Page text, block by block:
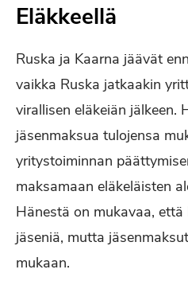
Eläkkeellä
Ruska ja Kaarna jäävät
vaikka Ruska jatkaakin
virallisen eläkeiän jälkeen.
jäsenmaksua tulojensa
yritystoiminnan
maksamaan eläkeläisten
Hänestä on mukavaa,
jäseniä, mutta
mukaan.